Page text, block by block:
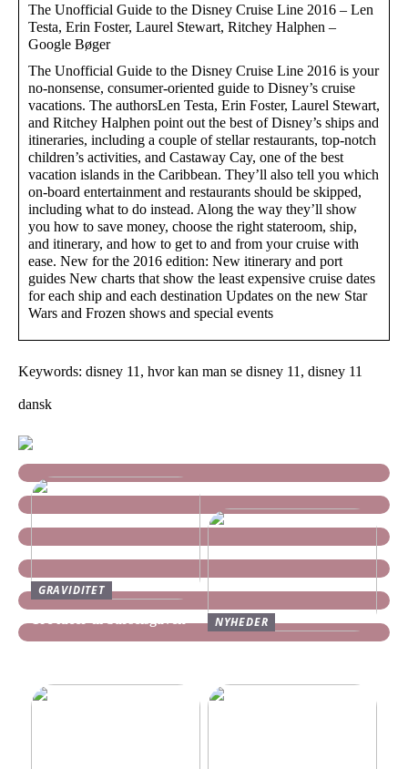
The Unofficial Guide to the Disney Cruise Line 2016 – Len
Testa, Erin Foster, Laurel Stewart, Ritchey Halphen –
Google Bøger
The Unofficial Guide to the Disney Cruise Line 2016 is your
no-nonsense, consumer-oriented guide to Disney’s cruise
vacations. The authorsLen Testa, Erin Foster, Laurel Stewart,
and Ritchey Halphen point out the best of Disney’s ships and
itineraries, including a couple of stellar restaurants, top-notch
children’s activities, and Castaway Cay, one of the best
vacation islands in the Caribbean. They’ll also tell you which
on-board entertainment and restaurants should be skipped,
including what to do instead. Along the way they’ll show
you how to save money, choose the right stateroom, ship,
and itinerary, and how to get to and from your cruise with
ease. New for the 2016 edition: New itinerary and port
guides New charts that show the least expensive cruise dates
for each ship and each destination Updates on the new Star
Wars and Frozen shows and special events
Keywords: disney 11, hvor kan man se disney 11, disney 11
dansk
GRAVIDITET
NYHEDER